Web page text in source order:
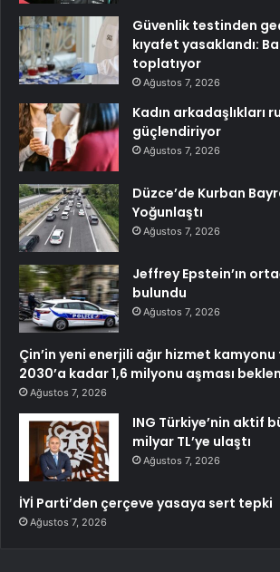
Güvenlik testinden
kıyafet yasaklandı:
toplatıyor
Ağustos 7, 2026
Kadın arkadaşlıkları
güçlendiriyor
Ağustos 7, 2026
Düzce’de Kurban
Yoğunlaştı
Ağustos 7, 2026
Jeffrey Epstein’ın
bulundu
Ağustos 7, 2026
Çin’in yeni enerjili ağır hizmet
2030’a kadar 1,6 milyonu aşması
Ağustos 7, 2026
ING Türkiye’nin aktif
milyar TL’ye ulaştı
Ağustos 7, 2026
İYİ Parti’den çerçeve yasaya sert tepki
Ağustos 7, 2026